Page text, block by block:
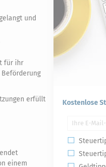
und
für ihr
erfüllt
einem
Kostenlose